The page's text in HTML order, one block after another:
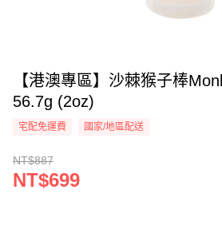
【港澳專區】沙棘猴子棒
56.7g (2oz)
宅配免運費 國家/地區配送
NT$887
NT$699